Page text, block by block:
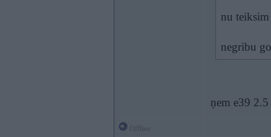
nu
negribu
ņem e39 2.5